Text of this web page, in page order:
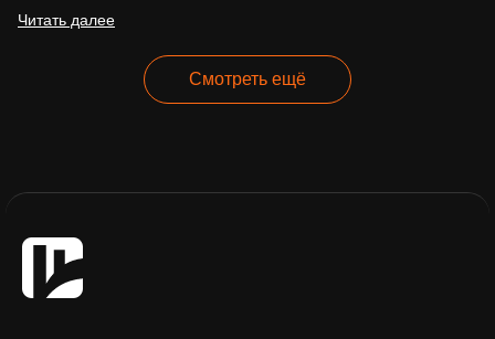
сети. По сообщениям…
Читать далее
Смотреть ещё